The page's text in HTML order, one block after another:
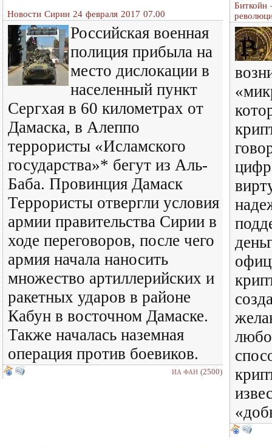
Новости Сирии 24 февраля 2017 07.00
Российская военная
полиция прибыла на
место дислокации в
населенный пункт
Сергхая в 60 километрах от
Дамаска, в Алеппо
террористы «Исламского
государства»* бегут из Аль-
Баба. Провинция Дамаск
Террористы отвергли условия
армии правительства Сирии в
ходе переговоров, после чего
армия начала наносить
множество артиллерийских и
ракетных ударов в районе
Кабун в восточном Дамаске.
Также началась наземная
операция против боевиков.
ИА ФАН (2500)
Биткойн